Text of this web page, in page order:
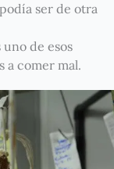
ser de otra
de esos
a comer mal.